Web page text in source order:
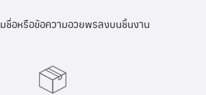
ชื่อหรือข้อความอวยพรลงบนชิ้นงาน